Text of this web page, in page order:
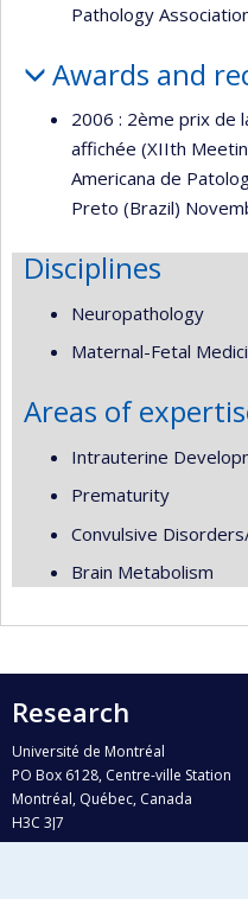
Pathology
Awards and
2006 : 2ème prix de
affichée (XIIth
Americana de
Preto (Brazil)
Disciplines
Neuropathology
Maternal-Fetal
Areas of
Intrauterine
Prematurity
Convulsive
Brain Metabolism
Research
Université de Montréal
PO Box 6128, Centre-ville Station
Montréal, Québec, Canada
H3C 3J7